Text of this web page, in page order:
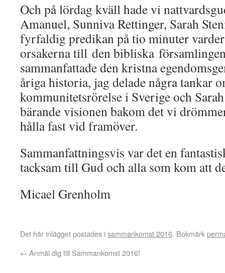
Och på lördag kväll hade vi
Amanuel, Sunniva Rettinger, Sarah
fyrfaldig predikan på tio minuter
orsakerna till den bibliska
sammanfattade den kristna
åriga historia, jag delade några tankar
kommunitetsrörelse i Sverige och
bärande visionen bakom det vi
hålla fast vid framöver.
Sammanfattningsvis var det en
tacksam till Gud och alla som kom att
Micael Grenholm
Det här inlägget postades isammankomst 2016. Bokmärk
← Anmäl dig till Sammankomst 2016!